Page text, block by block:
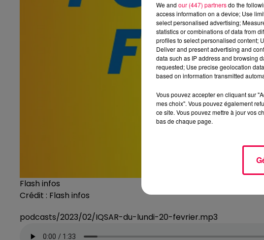
Flash infos
Crédit : Flash infos
podcasts/2023/02/IQSAR-du-lundi-20-fevrier.mp3
We and our (447) partnersdo the
access information on a device; Use
select personalised advertising;
statistics or combinations of data from
profiles to select personalised content;
Deliver and present advertising and
data such as IP address and browsing
requested; Use precise geolocation
based on information transmitted
Vous pouvez accepter en cliquant sur
mes choix". Vous pouvez également
ce site. Vous pouvez mettre à jour vos
bas de chaque page.